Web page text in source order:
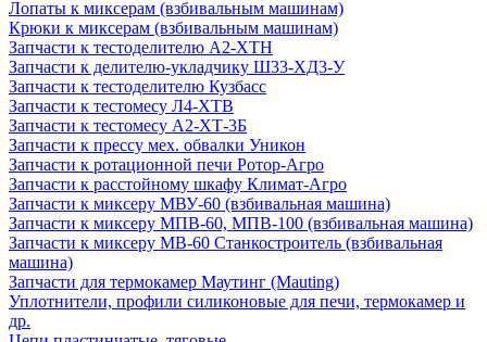
Лопаты к миксерам (взбивальным машинам)
Крюки к миксерам (взбивальным машинам)
Запчасти к тестоделителю А2-ХТН
Запчасти к делителю-укладчику Ш33-ХД3-У
Запчасти к тестоделителю Кузбасс
Запчасти к тестомесу Л4-ХТВ
Запчасти к тестомесу А2-ХТ-3Б
Запчасти к прессу мех. обвалки Уникон
Запчасти к ротационной печи Ротор-Агро
Запчасти к расстойному шкафу Климат-Агро
Запчасти к миксеру МВУ-60 (взбивальная машина)
Запчасти к миксеру МПВ-60, МПВ-100 (взбивальная машина)
Запчасти к миксеру МВ-60 Станкостроитель (взбивальная
машина)
Запчасти для термокамер Маутинг (Mauting)
Уплотнители, профили силиконовые для печи, термокамер и
др.